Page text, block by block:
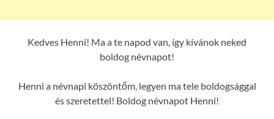
Kedves Henni! Ma a te napod van, így kívánok neked
boldog névnapot!
Henni a névnapi köszöntőm, legyen ma tele boldogsággal
és szeretettel! Boldog névnapot Henni!